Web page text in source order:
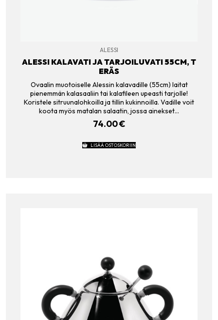
ALESSI
ALESSI KALAVATI JA TARJOILUVATI 55CM, T
ERÄS
Ovaalin muotoiselle Alessin kalavadille (55cm) laitat
pienemmän kalasaaliin tai kalafileen upeasti tarjolle!
Koristele sitruunalohkoilla ja tillin kukinnoilla. Vadille voit
koota myös matalan salaatin, jossa ainekset…
74.00€
LISÄÄ OSTOSKORIIN